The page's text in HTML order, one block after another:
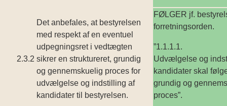
2.3.2
Det anbefales, at bestyrelsen
med respekt af en eventuel
udpegningsret i vedtægten
sikrer en struktureret, grundig
og gennemskuelig proces for
udvælgelse og indstilling af
kandidater til bestyrelsen.
FØLGER jf.
forretningsorden.
”1.1.1.1.
Udvælgelse og
kandidater skal
grundig og
proces”.